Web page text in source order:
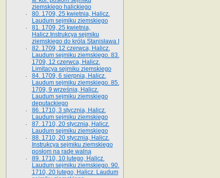
ziemskiego halickiego
80. 1709, 25 kwietnia, Halicz.
Laudum sejmiku ziemskiego
81. 1709, 25 kwietnia,
Halicz.Instrukcya sejmiku
ziemskiego do króla Stanisława I
82. 1709, 12 czerwca, Halicz.
Laudum sejmiku ziemskiego. 83.
1709, 12 czerwca, Halicz.
Limitacya sejmiku ziemskiego
84. 1709, 6 sierpnia, Halicz.
Laudum sejmiku ziemskiego. 85.
1709, 9 września, Halicz.
Laudum sejmiku ziemskiego
deputackiego
86. 1710, 3 stycznia, Halicz.
Laudum sejmiku ziemskiego
87. 1710, 20 stycznia, Halicz.
Laudum sejmiku ziemskiego
88. 1710, 20 stycznia, Halicz.
Instrukcya sejmiku ziemskiego
posłom na radę walną
89. 1710, 10 lutego, Halicz.
Laudum sejmiku ziemskiego. 90.
1710, 20 lutego, Halicz. Laudum